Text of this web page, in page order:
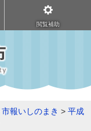
閲覧補助
市報いしのまき > 平成